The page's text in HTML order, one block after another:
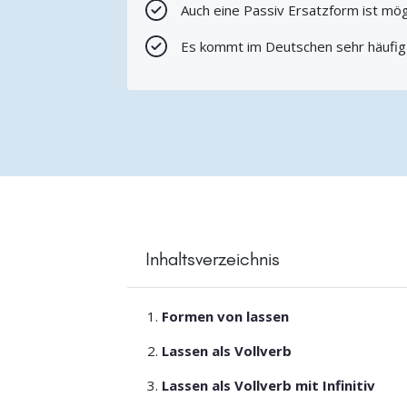
Auch eine Passiv Ersatzform ist
Es kommt im Deutschen sehr
Inhaltsverzeichnis
Formen von lassen
Lassen als Vollverb
Lassen als Vollverb mit Infinitiv